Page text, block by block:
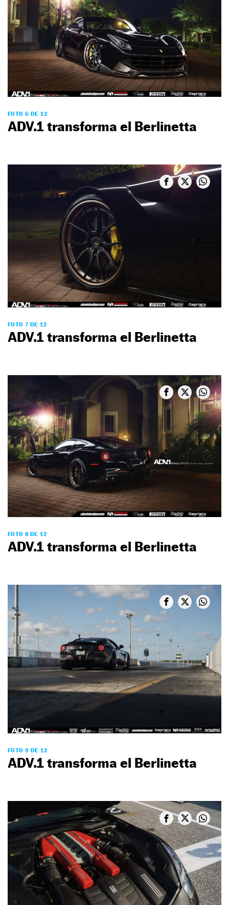
FOTO 6 DE 12
ADV.1 transforma el Berlinetta
FOTO 7 DE 12
ADV.1 transforma el Berlinetta
FOTO 8 DE 12
ADV.1 transforma el Berlinetta
FOTO 9 DE 12
ADV.1 transforma el Berlinetta